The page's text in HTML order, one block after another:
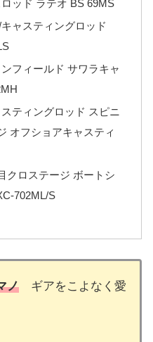
ッド ラテオ BS 69MS
ャスティングロッド
フィールド サワラキャ
ティングロッド スピニ
オフショアキャスティ
クロステージ ボートシ
702ML/S
ノ ギアをこよなく愛